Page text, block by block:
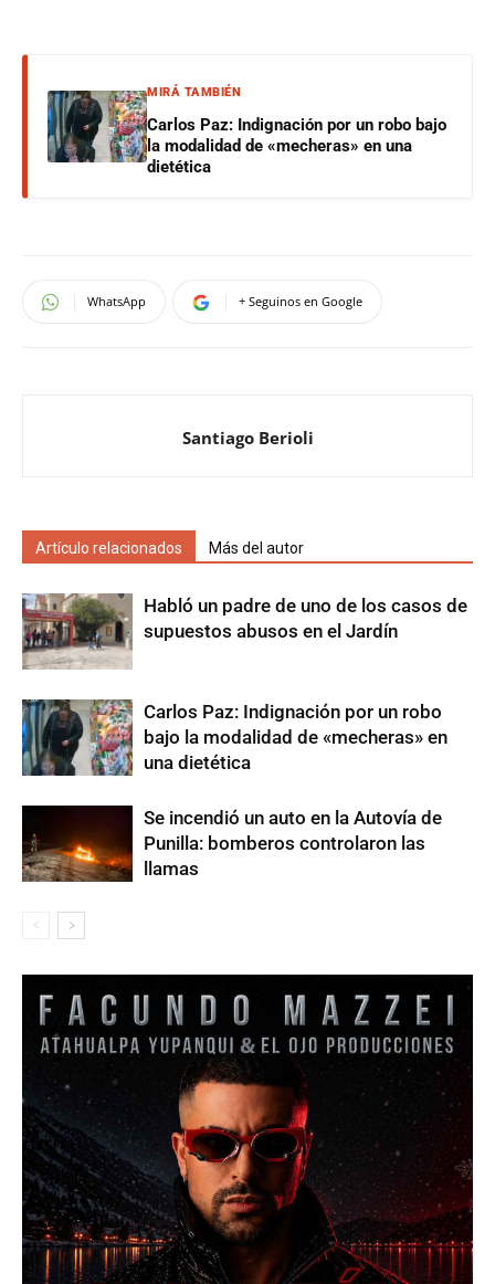
MIRÁ TAMBIÉN
Carlos Paz: Indignación por un robo bajo
la modalidad de «mecheras» en una
dietética
WhatsApp + Seguinos en Google
Santiago Berioli
Artículo relacionados Más del autor
Habló un padre de uno de los casos de
supuestos abusos en el Jardín
Carlos Paz: Indignación por un robo
bajo la modalidad de «mecheras» en
una dietética
Se incendió un auto en la Autovía de
Punilla: bomberos controlaron las
llamas